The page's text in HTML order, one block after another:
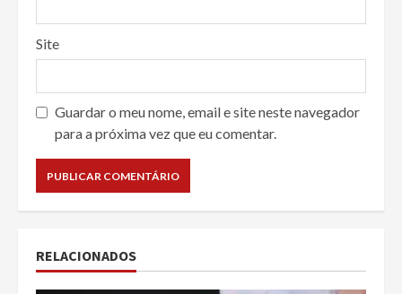
Site
Guardar o meu nome, email e site neste navegador
para a próxima vez que eu comentar.
RELACIONADOS